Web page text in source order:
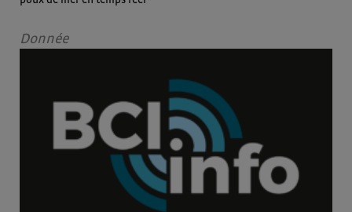
Donnée